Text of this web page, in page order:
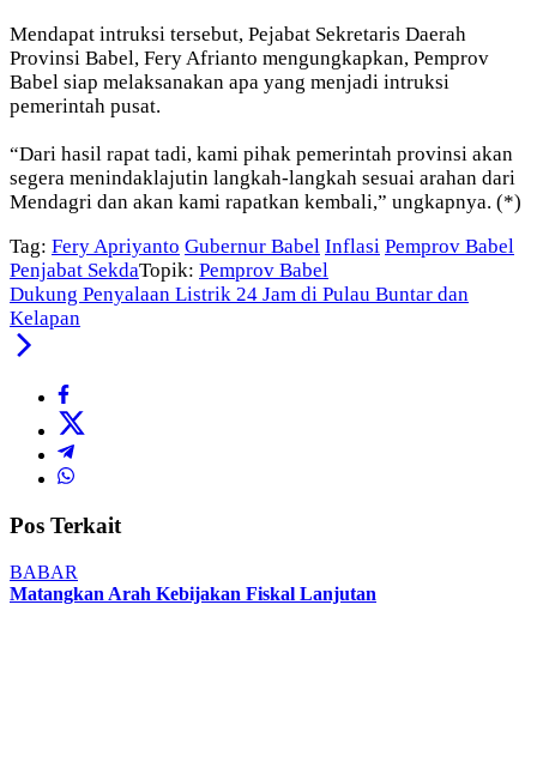
Mendapat intruksi tersebut, Pejabat Sekretaris Daerah
Provinsi Babel, Fery Afrianto mengungkapkan, Pemprov
Babel siap melaksanakan apa yang menjadi intruksi
pemerintah pusat.
“Dari hasil rapat tadi, kami pihak pemerintah provinsi akan
segera menindaklajutin langkah-langkah sesuai arahan dari
Mendagri dan akan kami rapatkan kembali,” ungkapnya. (*)
Tag: Fery Apriyanto Gubernur Babel Inflasi Pemprov Babel
Penjabat SekdaTopik: Pemprov Babel
Dukung Penyalaan Listrik 24 Jam di Pulau Buntar dan
Kelapan
Pos Terkait
BABAR
Matangkan Arah Kebijakan Fiskal Lanjutan